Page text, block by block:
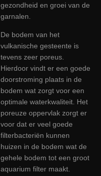
gezondheid en groei van de
garnalen.
De bodem van het
vulkanische gesteente is
tevens zeer poreus.
Hierdoor vindt er een goede
doorstroming plaats in de
bodem wat zorgt voor een
optimale waterkwaliteit. Het
poreuze oppervlak zorgt er
voor dat er veel goede
filterbacteriën kunnen
huizen in de bodem wat de
gehele bodem tot een groot
aquarium filter maakt.